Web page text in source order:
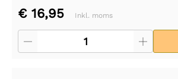
€ 16,95 Inkl. moms